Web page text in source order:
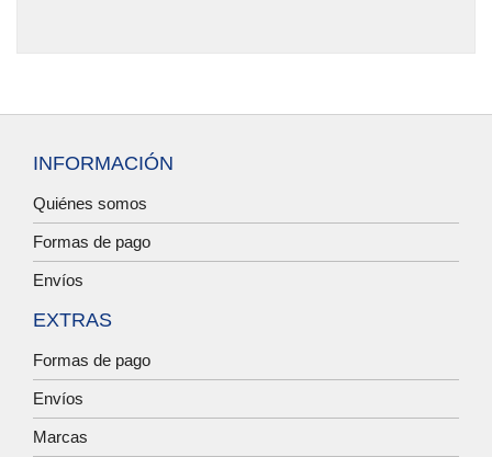
INFORMACIÓN
Quiénes somos
Formas de pago
Envíos
EXTRAS
Formas de pago
Envíos
Marcas